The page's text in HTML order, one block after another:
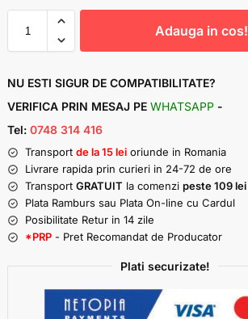
Adauga in cos!
NU ESTI SIGUR DE COMPATIBILITATE?
VERIFICA PRIN MESAJ PEWHATSAPP -
Tel:0748 314 416
Transportde la 15 lei oriunde in Romania
Livrare rapida prin curieri in 24-72 de ore
TransportGRATUIT la comenzipeste 109 lei
Plata Ramburs sau Plata On-line cu Cardul
Posibilitate Retur in 14 zile
*PRP - Pret Recomandat de Producator
Plati securizate!